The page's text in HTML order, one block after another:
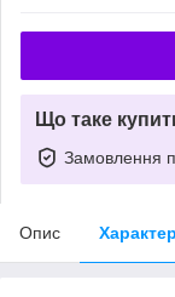
Що таке
Замовлення
Опис